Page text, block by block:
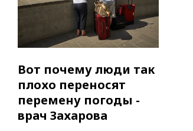
Вот почему люди так
плохо переносят
перемену погоды -
врач Захарова